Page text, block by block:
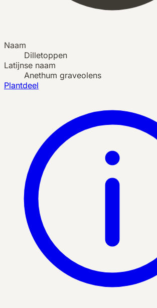
Naam
Dilletoppen
Latijnse naam
Anethum graveolens
Plantdeel